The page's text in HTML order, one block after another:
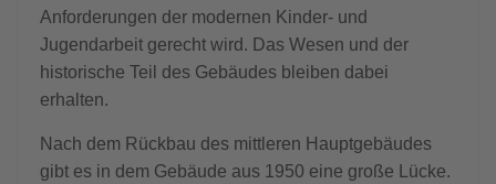
Anforderungen der modernen Kinder- und
Jugendarbeit gerecht wird. Das Wesen und der
historische Teil des Gebäudes bleiben dabei
erhalten.
Nach dem Rückbau des mittleren Hauptgebäudes
gibt es in dem Gebäude aus 1950 eine große Lücke.